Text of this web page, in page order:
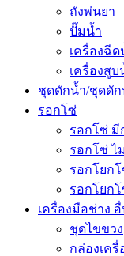
ถังพ่นยา
ปั๊มน้ำ
เครื่องฉีด
เครื่องสูบ
ชุดดักน้ำ/ชุดดั
รอกโซ่
รอกโซ่ มี
รอกโซ่ ไ
รอกโยก
รอกโยก
เครื่องมือช่าง
ชุดไขขวง
กล่องเครื่